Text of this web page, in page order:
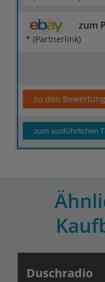
zum
* (Partnerlink)
zu den
zum ausführlichen
Duschradio